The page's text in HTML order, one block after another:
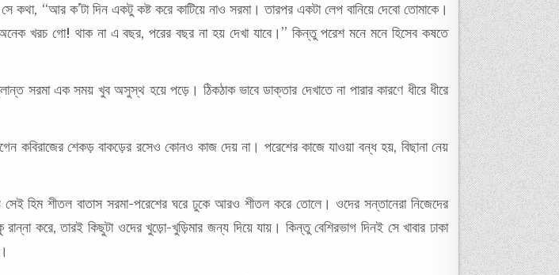
কথা, “আর ক’টা দিন একটু কষ্ট করে কাটিয়ে নাও সরমা। তারপর একটা লেপ বানিয়ে দেবো তোমাকে।
খরচ গো! থাক না এ বছর, পরের বছর না হয় দেখা যাবে।” কিন্তু পরেশ মনে মনে হিসেব কষতে
সরমা এক সময় খুব অসুস্থ হয়ে পড়ে। ঠিকঠাক ভাবে ডাক্তার দেখাতে না পারার কারণে ধীরে ধীরে
কবিরাজের শেকড় বাকড়ের রসেও কোনও কাজ দেয় না। পরেশের কাজে যাওয়া বন্ধ হয়, বিছানা নেয়
হিম শীতল বাতাস সরমা-পরেশের ঘরে ঢুকে আরও শীতল করে তোলে। ওদের সন্তানেরা নিজেদের
করে, তারই কিছুটা ওদের খুড়ো-খুড়িমার জন্য দিয়ে যায়। কিন্তু বেশিরভাগ দিনই সে খাবার ঢাকা